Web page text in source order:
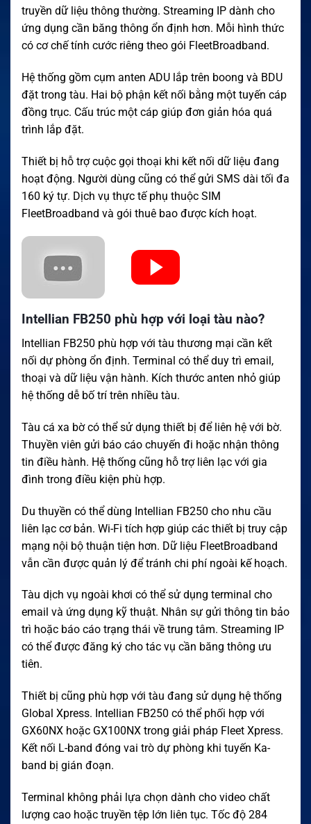
truyền dữ liệu thông thường. Streaming IP dành cho
ứng dụng cần băng thông ổn định hơn. Mỗi hình thức
có cơ chế tính cước riêng theo gói FleetBroadband.
Hệ thống gồm cụm anten ADU lắp trên boong và BDU
đặt trong tàu. Hai bộ phận kết nối bằng một tuyến cáp
đồng trục. Cấu trúc một cáp giúp đơn giản hóa quá
trình lắp đặt.
Thiết bị hỗ trợ cuộc gọi thoại khi kết nối dữ liệu đang
hoạt động. Người dùng cũng có thể gửi SMS dài tối đa
160 ký tự. Dịch vụ thực tế phụ thuộc SIM
FleetBroadband và gói thuê bao được kích hoạt.
Intellian FB250 phù hợp với loại tàu nào?
Intellian FB250 phù hợp với tàu thương mại cần kết
nối dự phòng ổn định. Terminal có thể duy trì email,
thoại và dữ liệu vận hành. Kích thước anten nhỏ giúp
hệ thống dễ bố trí trên nhiều tàu.
Tàu cá xa bờ có thể sử dụng thiết bị để liên hệ với bờ.
Thuyền viên gửi báo cáo chuyến đi hoặc nhận thông
tin điều hành. Hệ thống cũng hỗ trợ liên lạc với gia
đình trong điều kiện phù hợp.
Du thuyền có thể dùng Intellian FB250 cho nhu cầu
liên lạc cơ bản. Wi-Fi tích hợp giúp các thiết bị truy cập
mạng nội bộ thuận tiện hơn. Dữ liệu FleetBroadband
vẫn cần được quản lý để tránh chi phí ngoài kế hoạch.
Tàu dịch vụ ngoài khơi có thể sử dụng terminal cho
email và ứng dụng kỹ thuật. Nhân sự gửi thông tin bảo
trì hoặc báo cáo trạng thái về trung tâm. Streaming IP
có thể được đăng ký cho tác vụ cần băng thông ưu
tiên.
Thiết bị cũng phù hợp với tàu đang sử dụng hệ thống
Global Xpress. Intellian FB250 có thể phối hợp với
GX60NX hoặc GX100NX trong giải pháp Fleet Xpress.
Kết nối L-band đóng vai trò dự phòng khi tuyến Ka-
band bị gián đoạn.
Terminal không phải lựa chọn dành cho video chất
lượng cao hoặc truyền tệp lớn liên tục. Tốc độ 284